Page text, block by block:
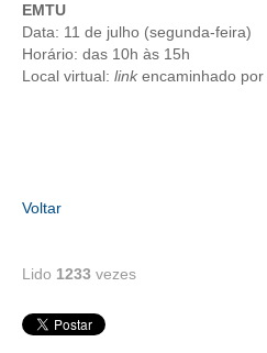
EMTU
Data: 11 de julho (segunda-feira)
Horário: das 10h às 15h
Local virtual: link encaminhado por
Voltar
Lido 1233 vezes